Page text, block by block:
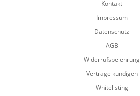
Kontakt
Impressum
Datenschutz
AGB
Widerrufsbelehrung
Verträge kündigen
Whitelisting